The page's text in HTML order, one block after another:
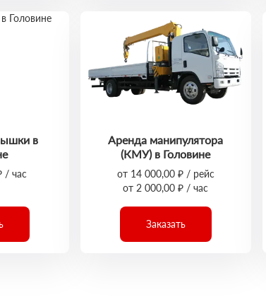
в
/ час
Аренда манипулятора
(КМУ) в Головине
от 14 000,00 ₽ / рейс
от 2 000,00 ₽ / час
Заказать